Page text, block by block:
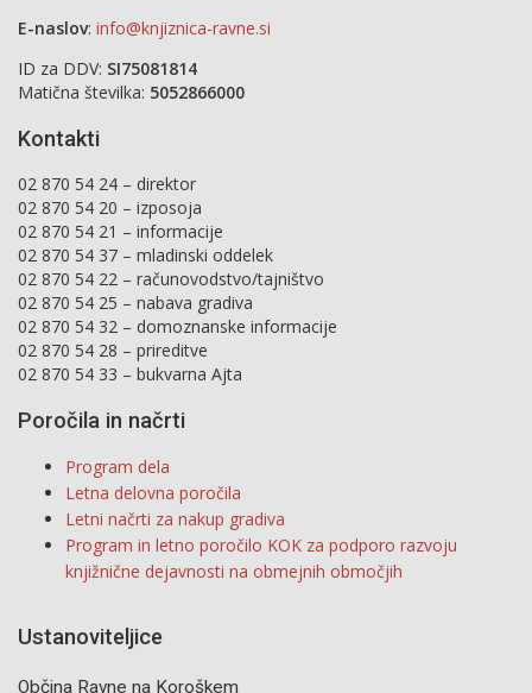
E-naslov: info@knjiznica-ravne.si
ID za DDV: SI75081814
Matična številka: 5052866000
Kontakti
02 870 54 24 – direktor
02 870 54 20 – izposoja
02 870 54 21 – informacije
02 870 54 37 – mladinski oddelek
02 870 54 22 – računovodstvo/tajništvo
02 870 54 25 – nabava gradiva
02 870 54 32 – domoznanske informacije
02 870 54 28 – prireditve
02 870 54 33 – bukvarna Ajta
Poročila in načrti
Program dela
Letna delovna poročila
Letni načrti za nakup gradiva
Program in letno poročilo KOK za podporo razvoju
knjižnične dejavnosti na obmejnih območjih
Ustanoviteljice
Občina Ravne na Koroškem